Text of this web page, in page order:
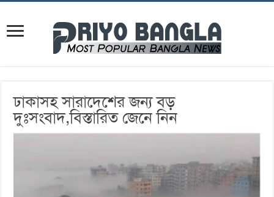
ঢাকাসহ সারাদেশের জন্য বড়
দুঃসংবাদ,বিস্তারিত জেনে নিন